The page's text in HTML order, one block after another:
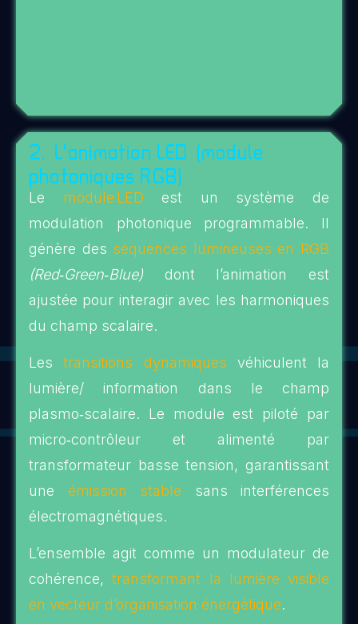
2. L’animation LED (module
photoniques RGB)
Le module LED est un système de
modulation photonique programmable. Il
génère des séquences lumineuses en RGB
(Red‑Green‑Blue)dont l’animation est
ajustée pour interagir avec les harmoniques
du champ scalaire.
Lestransitions dynamiques véhiculent la
lumière/ information dans le champ
plasmo‑scalaire. Le module est piloté par
micro‑contrôleur et alimenté par
transformateur basse tension, garantissant
une émission stable sans interférences
électromagnétiques.
L’ensemble agit comme un modulateur de
cohérence,transformant la lumière visible
en vecteur d’organisation énergétique.